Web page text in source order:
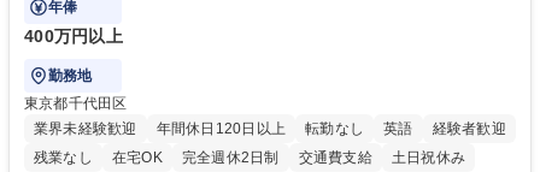
年俸
400万円以上
勤務地
東京都千代田区
業界未経験歓迎
年間休日120日以上 転勤なし 英語
経験者歓迎
残業なし
在宅OK 完全週休2日制 交通費支給 土日祝休み